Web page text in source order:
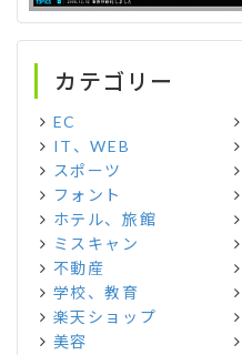
カテゴリー
EC
IT、WEB
スポーツ
フォント
ホテル、旅館
ミスキャン
不動産
学校、教育
楽天ショップ
美容